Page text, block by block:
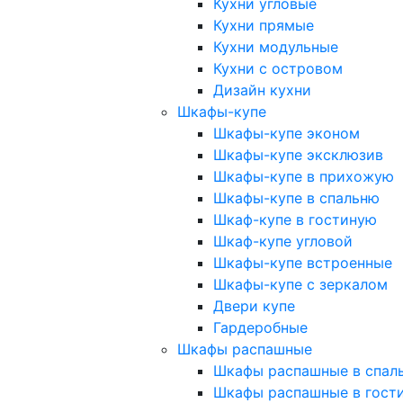
Кухни угловые
Кухни прямые
Кухни модульные
Кухни с островом
Дизайн кухни
Шкафы-купе
Шкафы-купе эконом
Шкафы-купе эксклюзив
Шкафы-купе в прихожую
Шкафы-купе в спальню
Шкаф-купе в гостиную
Шкаф-купе угловой
Шкафы-купе встроенные
Шкафы-купе с зеркалом
Двери купе
Гардеробные
Шкафы распашные
Шкафы распашные в
Шкафы распашные в